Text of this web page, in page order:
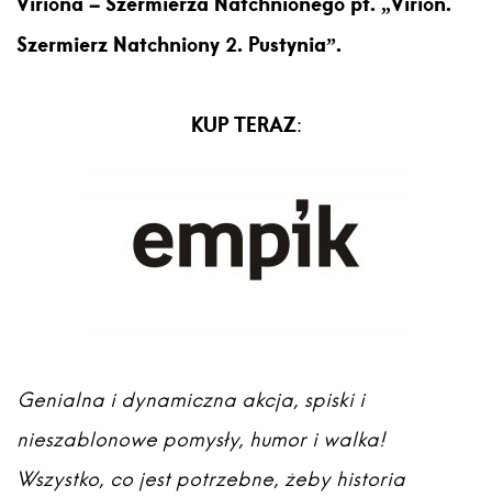
Szermierz Natchniony 2. Pustynia”.
KUP TERAZ:
Genialna i dynamiczna akcja, spiski i
nieszablonowe pomysły, humor i walka!
Wszystko, co jest potrzebne, żeby historia